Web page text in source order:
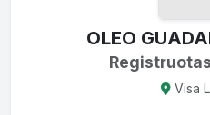
OLEO
Visa